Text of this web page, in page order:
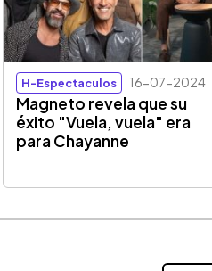
H-Espectaculos 16-07-2024
Magneto revela que su
éxito "Vuela, vuela" era
para Chayanne